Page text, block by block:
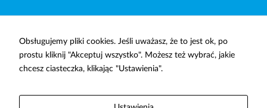
Obsługujemy pliki cookies. Jeśli uważasz, że to jest ok, po
prostu kliknij "Akceptuj wszystko". Możesz też wybrać, jakie
chcesz ciasteczka, klikając "Ustawienia".